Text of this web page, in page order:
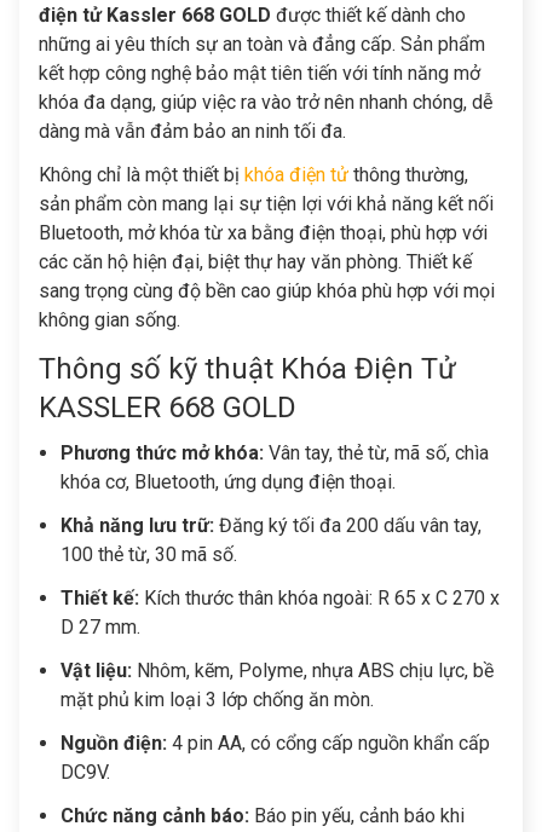
điện tử Kassler 668 GOLD được thiết kế dành cho
những ai yêu thích sự an toàn và đẳng cấp. Sản phẩm
kết hợp công nghệ bảo mật tiên tiến với tính năng mở
khóa đa dạng, giúp việc ra vào trở nên nhanh chóng, dễ
dàng mà vẫn đảm bảo an ninh tối đa.
Không chỉ là một thiết bị khóa điện tử thông thường,
sản phẩm còn mang lại sự tiện lợi với khả năng kết nối
Bluetooth, mở khóa từ xa bằng điện thoại, phù hợp với
các căn hộ hiện đại, biệt thự hay văn phòng. Thiết kế
sang trọng cùng độ bền cao giúp khóa phù hợp với mọi
không gian sống.
Thông số kỹ thuật Khóa Điện Tử
KASSLER 668 GOLD
Phương thức mở khóa: Vân tay, thẻ từ, mã số, chìa
khóa cơ, Bluetooth, ứng dụng điện thoại.
Khả năng lưu trữ: Đăng ký tối đa 200 dấu vân tay,
100 thẻ từ, 30 mã số.
Thiết kế: Kích thước thân khóa ngoài: R 65 x C 270 x
D 27 mm.
Vật liệu: Nhôm, kẽm, Polyme, nhựa ABS chịu lực, bề
mặt phủ kim loại 3 lớp chống ăn mòn.
Nguồn điện: 4 pin AA, có cổng cấp nguồn khẩn cấp
DC9V.
Chức năng cảnh báo: Báo pin yếu, cảnh báo khi